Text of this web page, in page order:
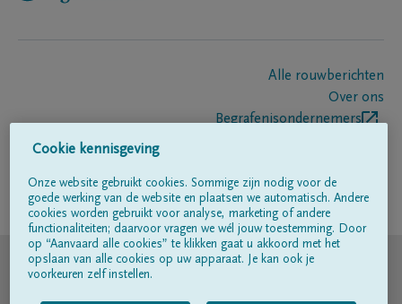
Alle rouwberichten
Over ons
Begrafenisondernemers
Volg ons op
© DELA
Cookie kennisgeving
Onze website gebruikt cookies. Sommige zijn nodig voor de
goede werking van de website en plaatsen we automatisch. Andere
cookies worden gebruikt voor analyse, marketing of andere
functionaliteiten; daarvoor vragen we wél jouw toestemming. Door
op “Aanvaard alle cookies” te klikken gaat u akkoord met het
opslaan van alle cookies op uw apparaat. Je kan ook je
voorkeuren zelf instellen.